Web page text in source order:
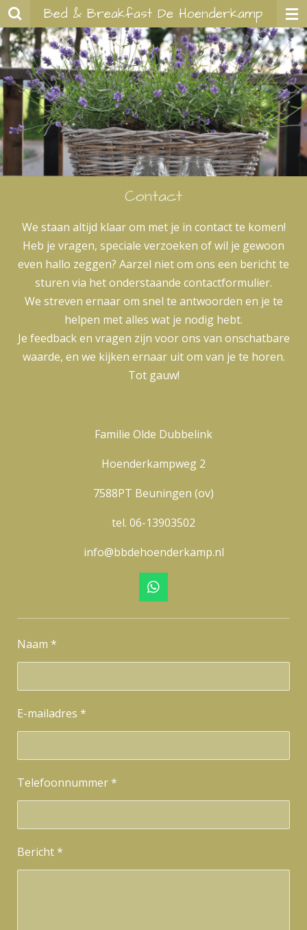
Ga
direct
naar
de
hoofdinhoud
Bed & Breakfast De Hoenderkamp
Contact
We staan altijd klaar om met je in contact te komen!
Heb je vragen, speciale verzoeken of wil je gewoon
even hallo zeggen? Aarzel niet om ons een bericht te
sturen via het onderstaande contactformulier.
We streven ernaar om snel te antwoorden en je te
helpen met alles wat je nodig hebt.
Je feedback en vragen zijn voor ons van onschatbare
waarde, en we kijken ernaar uit om van je te horen.
Tot gauw!
Familie Olde Dubbelink
Hoenderkampweg 2
7588PT Beuningen (ov)
tel. 06-13903502
info@bbdehoenderkamp.nl
W
h
a
Naam *
E-mailadres *
Telefoonnummer *
Bericht *